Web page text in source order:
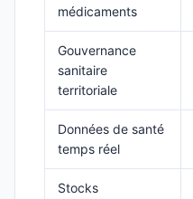
médicaments
Gouvernance
sanitaire
territoriale
Données de santé
temps réel
Stocks